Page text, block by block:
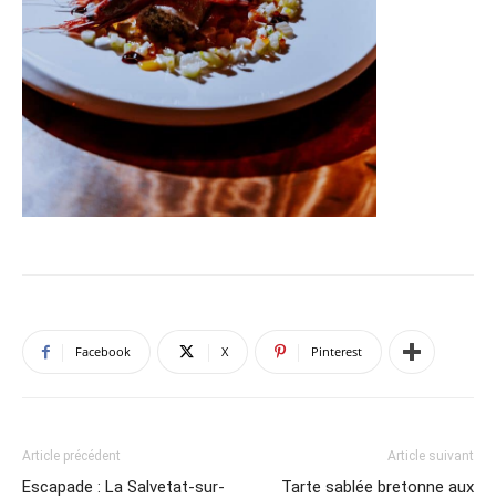
Facebook X Pinterest
Article précédent
Escapade : La Salvetat-sur-
Article suivant
Tarte sablée bretonne aux